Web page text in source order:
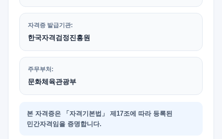
자격증 발급기관:
한국자격검정진흥원
주무부처:
문화체육관광부
본 자격증은 「자격기본법」 제17조에 따라 등록된
민간자격임을 증명합니다.